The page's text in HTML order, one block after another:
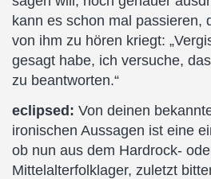
kann es schon mal passieren,
von ihm zu hören kriegt:
gesagt habe, ich versuche,
zu beantworten.“
eclipsed: Von deinen
ironischen Aussagen ist eine
ob nun aus dem Hardrock-
Mittelalterfolklager, zuletzt